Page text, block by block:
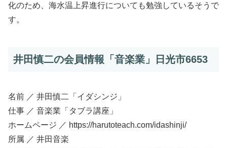
化のため、海水温上昇進行についても勉強しているそうで
す。
井田慎二の会員情報「音楽業」日光市6653
名前 ／ 井田慎二「イダシンジ」
仕事 ／ 音楽業「タブラ講座」
ホームページ ／ https://harutoteach.com/idashinji/
所属 ／ 井田音楽